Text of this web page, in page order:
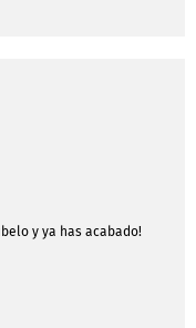
y ya has acabado!